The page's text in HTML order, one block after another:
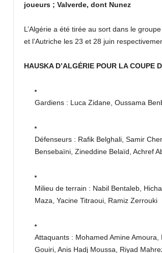
joueurs ; Valverde, dont Nunez
L’Algérie a été tirée au sort dans le
et l’Autriche les 23 et 28 juin
HAUSKA D’ALGÉRIE POUR LA COUPE
Gardiens : Luca Zidane, Oussama
Défenseurs : Rafik Belghali, Samir
Bensebaïni, Zineddine Belaïd, Achref
Milieu de terrain : Nabil Bentaleb,
Maza, Yacine Titraoui, Ramiz Zerrouki
Attaquants : Mohamed Amine
Gouiri, Anis Hadj Moussa, Riyad